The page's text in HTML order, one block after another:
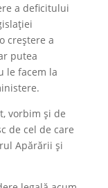
a deficitului
creștere a
putea
le facem la
vorbim și de
de cel de care
Apărării și